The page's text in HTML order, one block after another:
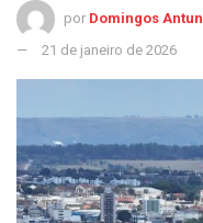
por Domingos
21 de janeiro de 2026